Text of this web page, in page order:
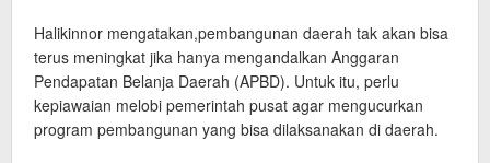
Halikinnor mengatakan,pembangunan daerah tak akan bisa
terus meningkat jika hanya mengandalkan Anggaran
Pendapatan Belanja Daerah (APBD). Untuk itu, perlu
kepiawaian melobi pemerintah pusat agar mengucurkan
program pembangunan yang bisa dilaksanakan di daerah.